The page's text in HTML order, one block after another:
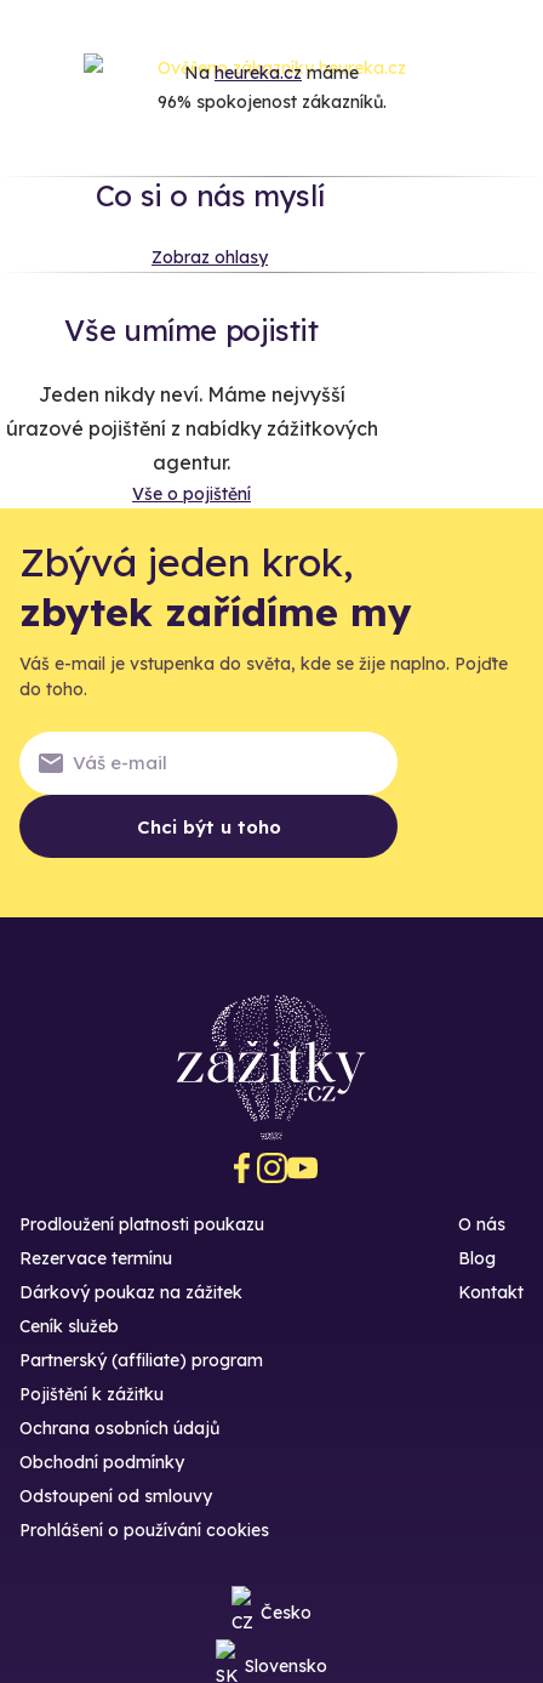
Naheureka.czmáme
96% spokojenost zákazníků.
Co si o nás myslí
Zobraz ohlasy
Vše umíme pojistit
Jeden nikdy neví. Máme nejvyšší
úrazové pojištění z nabídky zážitkových
agentur.
Vše o pojištění
Zbývá jeden krok,
zbytek zařídíme my
Váš e-mail je vstupenka do světa, kde se žije naplno. Pojďte
do toho.
Chci být u toho
Prodloužení platnosti poukazu
Rezervace termínu
Dárkový poukaz na zážitek
O nás
Blog
Kontakt
Ceník služeb
Partnerský (affiliate) program
Pojištění k zážitku
Ochrana osobních údajů
Obchodní podmínky
Odstoupení od smlouvy
Prohlášení o používání cookies
Česko
Slovensko